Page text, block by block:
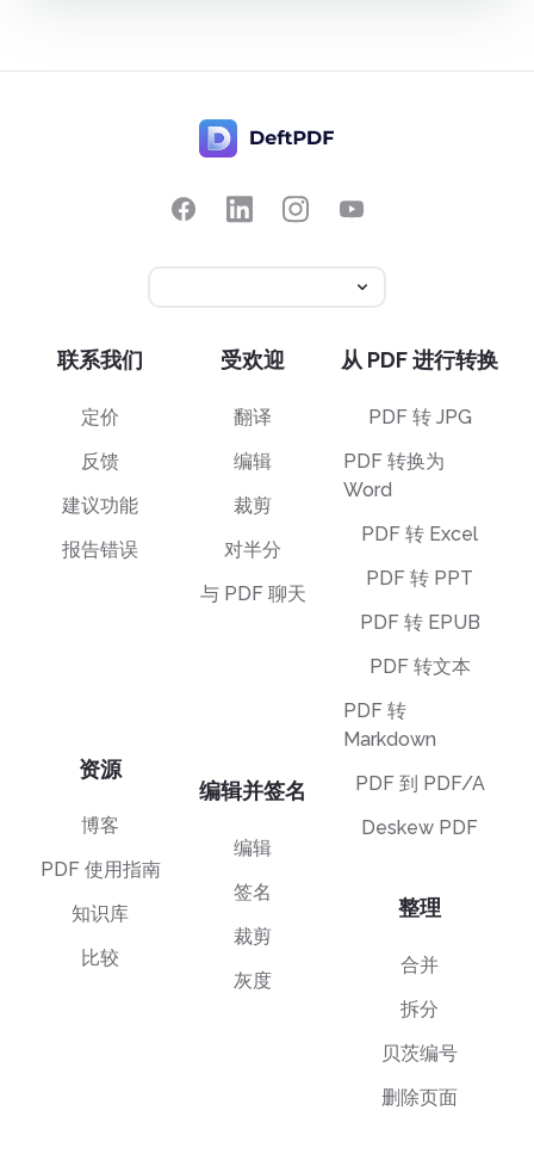
联系我们
定价
反馈
建议功能
报告错误
资源
博客
PDF 使用指南
知识库
比较
受欢迎
翻译
编辑
裁剪
对半分
与 PDF 聊天
编辑并签名
编辑
签名
裁剪
灰度
从 PDF 进行转换
PDF 转 JPG
PDF 转换为
Word
PDF 转 Excel
PDF 转 PPT
PDF 转 EPUB
PDF 转文本
PDF 转
Markdown
PDF 到 PDF/A
Deskew PDF
整理
合并
拆分
贝茨编号
删除页面